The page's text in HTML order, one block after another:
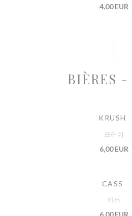
4,00 EUR
BIÈRES -
KRUSH
크러쉬
6,00 EUR
CASS
카쓰